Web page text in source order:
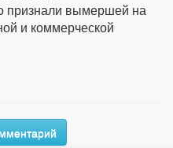
признали вымершей на
и коммерческой